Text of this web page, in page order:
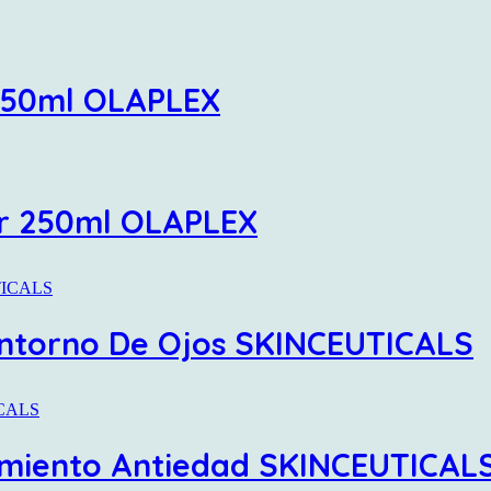
OLAPLEX
OLAPLEX
De Ojos SKINCEUTICALS
Antiedad